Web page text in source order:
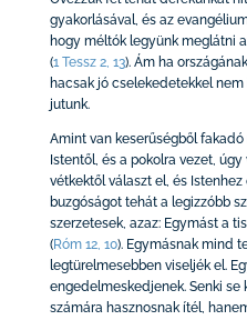
gyakorlásával, és az
hogy méltók legyünk meglátni
(1 Tessz 2, 13). Ám ha
hacsak jó cselekedetekkel
jutunk.
Amint van keserűségből
Istentől, és a pokolra vezet,
vétkektől választ el, és Istenhez
buzgóságot tehát a legizzóbb
szerzetesek, azaz: Egymást a
(Róm 12, 10). Egymásnak mind
legtürelmesebben viseljék el.
engedelmeskedjenek. Senki se
számára hasznosnak ítél,